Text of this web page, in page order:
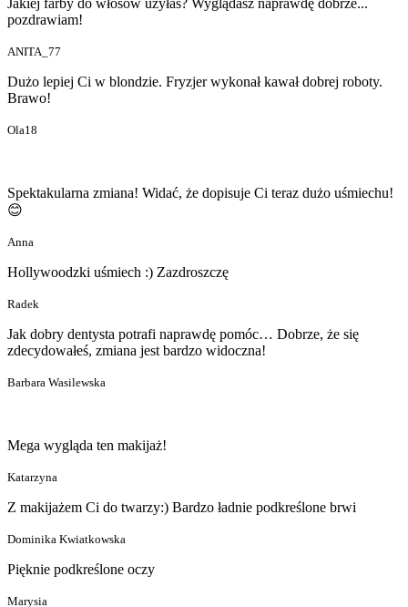
Jakiej farby do włosów użyłaś? Wyglądasz naprawdę dobrze...
pozdrawiam!
ANITA_77
Dużo lepiej Ci w blondzie. Fryzjer wykonał kawał dobrej roboty.
Brawo!
Ola18
Spektakularna zmiana! Widać, że dopisuje Ci teraz dużo uśmiechu!
😊
Anna
Hollywoodzki uśmiech :) Zazdroszczę
Radek
Jak dobry dentysta potrafi naprawdę pomóc… Dobrze, że się
zdecydowałeś, zmiana jest bardzo widoczna!
Barbara Wasilewska
Mega wygląda ten makijaż!
Katarzyna
Z makijażem Ci do twarzy:) Bardzo ładnie podkreślone brwi
Dominika Kwiatkowska
Pięknie podkreślone oczy
Marysia